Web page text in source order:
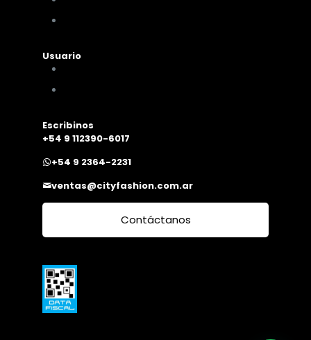
Usuario
Escribinos
+54 9 112390-6017
+54 9 2364-2231
ventas@cityfashion.com.ar
Contáctanos